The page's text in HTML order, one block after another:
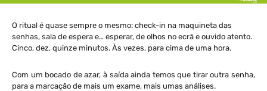
O ritual é quase sempre o mesmo: check-in na maquineta das
senhas, sala de espera e… esperar, de olhos no ecrã e ouvido atento.
Cinco, dez, quinze minutos. Às vezes, para cima de uma hora.
Com um bocado de azar, à saída ainda temos que tirar outra senha,
para a marcação de mais um exame, mais umas análises.